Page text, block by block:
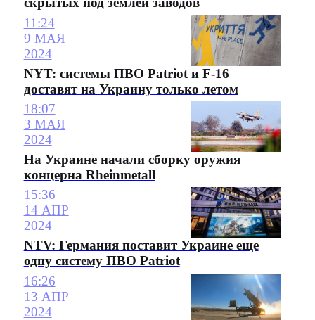
11:24
9 МАЯ
2024
NYT: системы ПВО Patriot и F-16
доставят на Украину только летом
18:07
3 МАЯ
2024
На Украине начали сборку оружия
концерна Rheinmetall
15:36
14 АПР
2024
NTV: Германия поставит Украине еще
одну систему ПВО Patriot
16:26
13 АПР
2024